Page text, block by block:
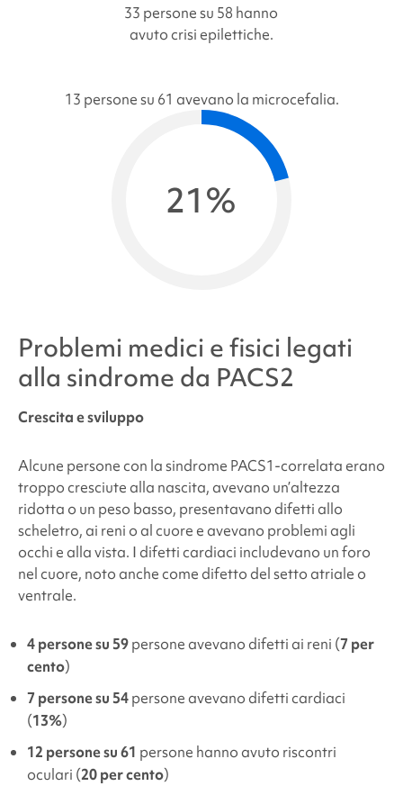
33 persone su 58 hanno
avuto crisi epilettiche.
21%
13 persone su 61 avevano la microcefalia.
Problemi medici e fisici legati
alla sindrome da PACS2
Crescita e sviluppo
Alcune personecon la sindrome PACS1-correlataerano
troppo cresciute alla nascita, avevano un’altezza
ridotta o un peso basso, presentavano difetti allo
scheletro, ai reni o al cuore e avevano problemi agli
occhi e alla vista. I difetti cardiaci includevano un foro
nel cuore, noto anche come difetto del setto atriale o
ventrale.
4 persone su 59persone avevano difetti ai reni (7 per
cento)
7 persone su 54persone avevano difetti cardiaci
(13%)
12 persone su 61 persone hanno avuto riscontri
oculari (20 per cento)